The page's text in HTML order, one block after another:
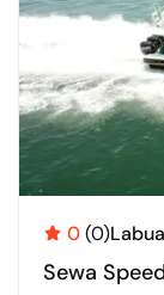
0(0)
Sewa